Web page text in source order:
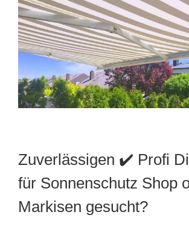
Zuverlässigen ✔️ Profi
für Sonnenschutz Shop
Markisen gesucht?